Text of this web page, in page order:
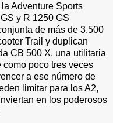
Adventure Sports
y R 1250 GS
de más de 3.500
Trail y duplican
CB 500 X, una utilitaria
poco tres veces
a ese número de
limitar para los A2,
en los poderosos